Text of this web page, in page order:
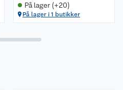
På lager (+20)
På lager i 1 butikker